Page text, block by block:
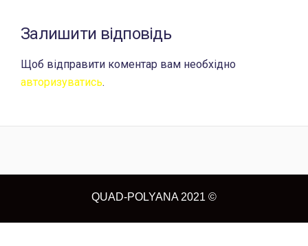
Залишити відповідь
Щоб відправити коментар вам необхідно
авторизуватись.
QUAD-POLYANA 2021 ©